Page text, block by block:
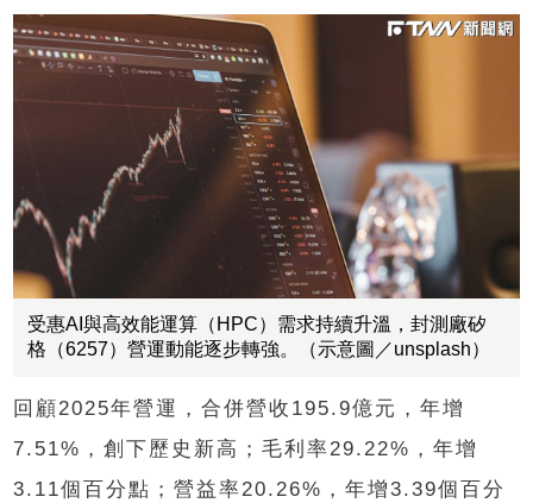
受惠AI與高效能運算（HPC）需求持續升溫，封測廠矽
格（6257）營運動能逐步轉強。（示意圖／unsplash）
回顧2025年營運，合併營收195.9億元，年增
7.51%，創下歷史新高；毛利率29.22%，年增
3.11個百分點；營益率20.26%，年增3.39個百分